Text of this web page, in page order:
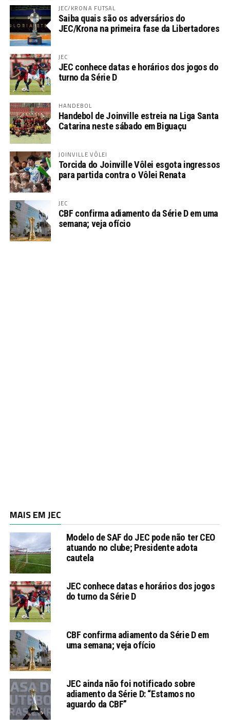
JEC/KRONA FUTSAL
Saiba quais são os adversários do
JEC/Krona na primeira fase da Libertadores
JEC
JEC conhece datas e horários dos jogos do
turno da Série D
HANDEBOL
Handebol de Joinville estreia na Liga Santa
Catarina neste sábado em Biguaçu
JOINVILLE VÔLEI
Torcida do Joinville Vôlei esgota ingressos
para partida contra o Vôlei Renata
JEC
CBF confirma adiamento da Série D em uma
semana; veja ofício
MAIS EM JEC
Modelo de SAF do JEC pode não ter CEO
atuando no clube; Presidente adota
cautela
JEC conhece datas e horários dos jogos
do turno da Série D
CBF confirma adiamento da Série D em
uma semana; veja ofício
JEC ainda não foi notificado sobre
adiamento da Série D: “Estamos no
aguardo da CBF”